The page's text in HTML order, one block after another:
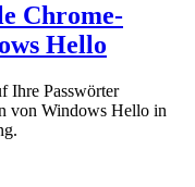
Chrome-
Hello
Ihre Passwörter
von Windows Hello in